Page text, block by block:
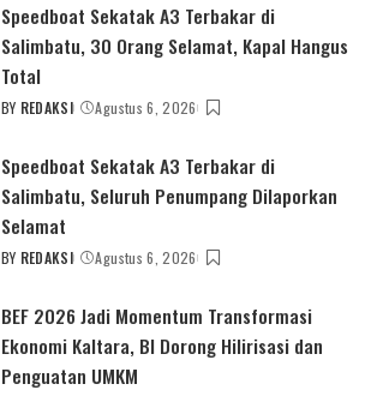
Speedboat Sekatak A3 Terbakar di
Salimbatu, 30 Orang Selamat, Kapal Hangus
Total
POSTED
BY REDAKSI Agustus 6, 2026
Speedboat Sekatak A3 Terbakar di
Salimbatu, Seluruh Penumpang Dilaporkan
Selamat
POSTED
BY REDAKSI Agustus 6, 2026
BEF 2026 Jadi Momentum Transformasi
Ekonomi Kaltara, BI Dorong Hilirisasi dan
Penguatan UMKM